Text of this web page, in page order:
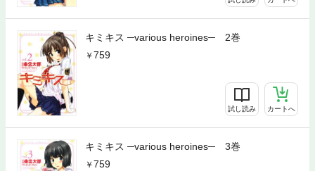
キミキス ─various heroines─ 2巻
759
試し読み カートへ
キミキス ─various heroines─ 3巻
759